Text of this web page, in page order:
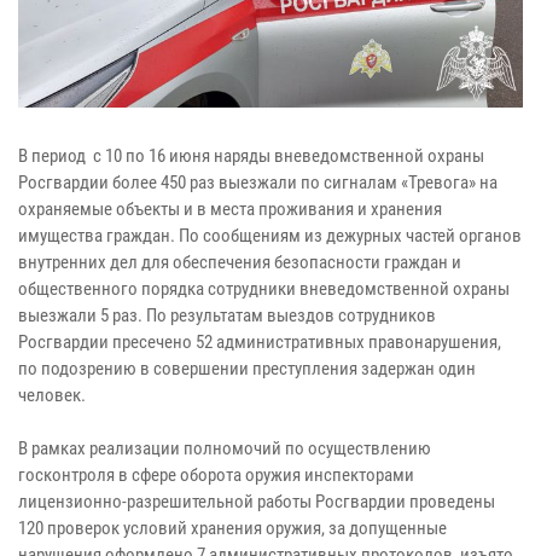
В период с 10 по 16 июня наряды вневедомственной охраны
Росгвардии более 450 раз выезжали по сигналам «Тревога» на
охраняемые объекты и в места проживания и хранения
имущества граждан. По сообщениям из дежурных частей органов
внутренних дел для обеспечения безопасности граждан и
общественного порядка сотрудники вневедомственной охраны
выезжали 5 раз. По результатам выездов сотрудников
Росгвардии пресечено 52 административных правонарушения,
по подозрению в совершении преступления задержан один
человек.
В рамках реализации полномочий по осуществлению
госконтроля в сфере оборота оружия инспекторами
лицензионно-разрешительной работы Росгвардии проведены
120 проверок условий хранения оружия, за допущенные